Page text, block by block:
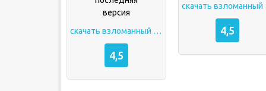
скачать взломанный shadow fight 2 последняя версия
4,5
4,5